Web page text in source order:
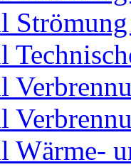
Wärme-